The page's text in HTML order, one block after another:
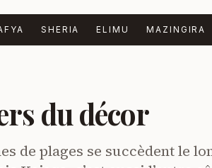
SHERIA ELIMU MAZINGIRA
du décor
de plages se succèdent le